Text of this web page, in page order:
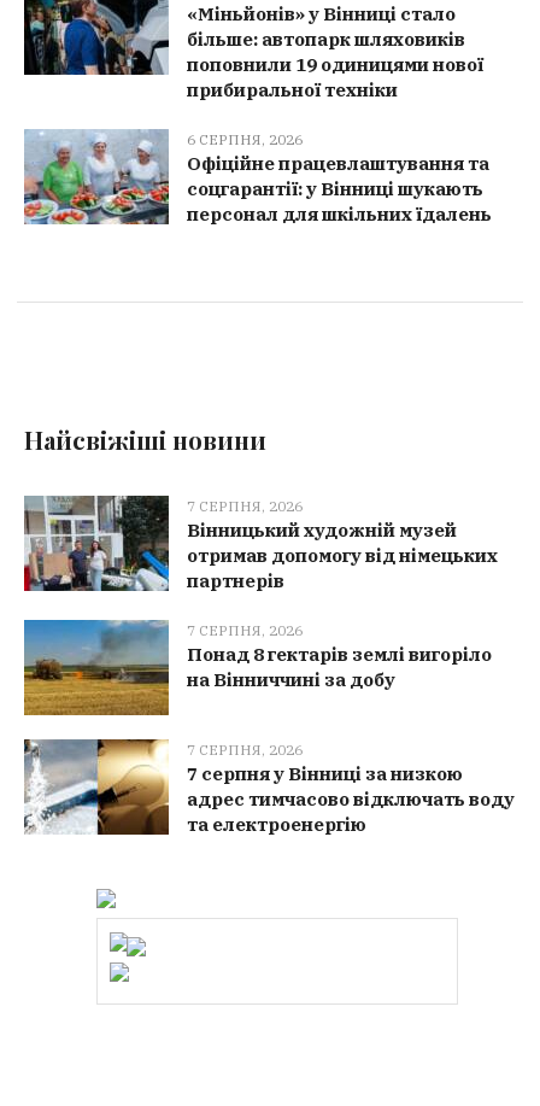
«Міньйонів» у Вінниці стало
більше: автопарк шляховиків
поповнили 19 одиницями нової
прибиральної техніки
6 СЕРПНЯ, 2026
Офіційне працевлаштування та
соцгарантії: у Вінниці шукають
персонал для шкільних їдалень
Найсвіжіші новини
7 СЕРПНЯ, 2026
Вінницький художній музей
отримав допомогу від німецьких
партнерів
7 СЕРПНЯ, 2026
Понад 8 гектарів землі вигоріло
на Вінниччині за добу
7 СЕРПНЯ, 2026
7 серпня у Вінниці за низкою
адрес тимчасово відключать воду
та електроенергію